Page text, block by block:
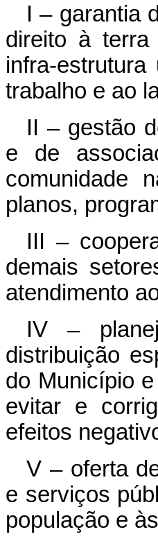
I – garantia
direito à terra
infra-
trabalho e ao
II – gestão
e de
comunidade
planos,
III –
demais
atendimento
IV –
distribuição
do Município
evitar e
efeitos
V – oferta
e serviços
população e